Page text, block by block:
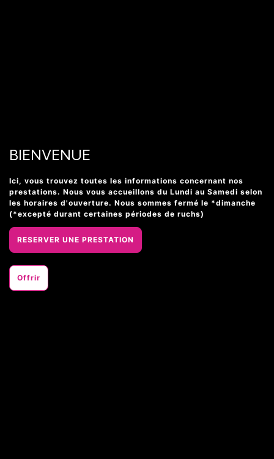
BIENVENUE
Ici, vous trouvez toutes les informations concernant nos
prestations. Nous vous accueillons du Lundi au Samedi selon
les horaires d'ouverture. Nous sommes fermé le *dimanche
(*excepté durant certaines périodes de ruchs)
RESERVER UNE PRESTATION
Offrir